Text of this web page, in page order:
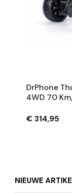
DrPhone
4WD 70
€ 314,95
NIEUWE